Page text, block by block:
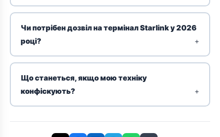
Чи потрібен дозвіл на термінал Starlink у 2026
році?
Що станеться, якщо мою техніку
конфіскують?